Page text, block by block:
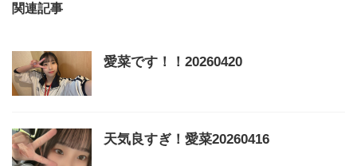
関連記事
愛菜です！！20260420
天気良すぎ！愛菜20260416